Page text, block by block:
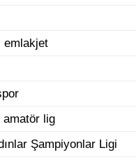
emlakjet
amatör lig
Şampiyonlar Ligi